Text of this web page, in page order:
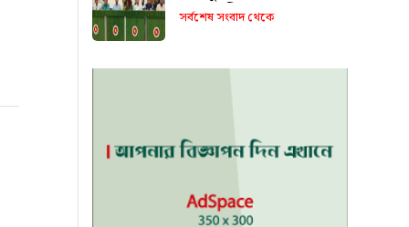
সভা অনুষ্ঠিত
সর্বশেষ সংবাদ থেকে